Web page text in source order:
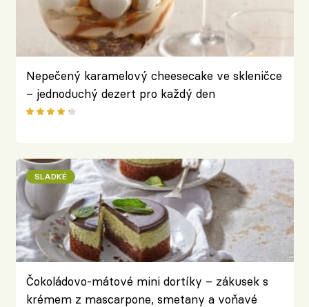
Nepečený karamelový cheesecake ve skleničce
– jednoduchý dezert pro každý den
SLADKÉ
Čokoládovo-mátové mini dortíky – zákusek s
krémem z mascarpone, smetany a voňavé